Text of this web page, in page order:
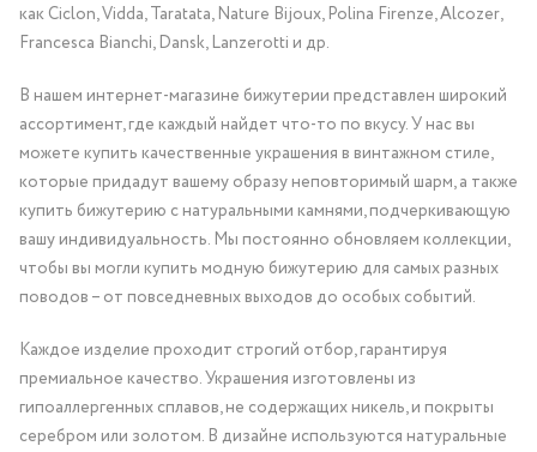
как Ciclon, Vidda, Taratata, Nature Bijoux, Polina Firenze, Alcozer,
Francesca Bianchi, Dansk, Lanzerotti и др.
В нашем интернет-магазине бижутерии представлен широкий
ассортимент, где каждый найдет что-то по вкусу. У нас вы
можете купить качественные украшения в винтажном стиле,
которые придадут вашему образу неповторимый шарм, а также
купить бижутерию с натуральными камнями, подчеркивающую
вашу индивидуальность. Мы постоянно обновляем коллекции,
чтобы вы могли купить модную бижутерию для самых разных
поводов – от повседневных выходов до особых событий.
Каждое изделие проходит строгий отбор, гарантируя
премиальное качество. Украшения изготовлены из
гипоаллергенных сплавов, не содержащих никель, и покрыты
серебром или золотом. В дизайне используются натуральные